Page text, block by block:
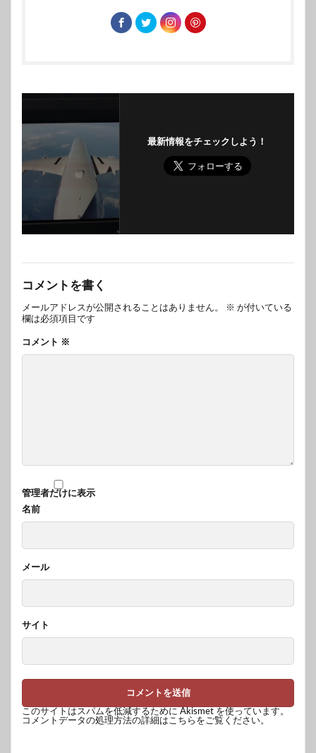
最新情報をチェックしよう！
コメントを書く
メールアドレスが公開されることはありません。 ※ が付いている
欄は必須項目です
コメント ※
管理者だけに表示
名前
メール
サイト
このサイトはスパムを低減するために Akismet を使っています。
コメントデータの処理方法の詳細はこちらをご覧ください。